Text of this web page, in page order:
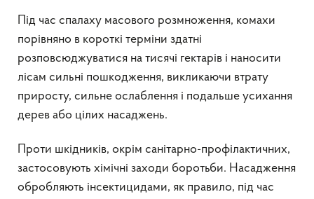
Під час спалаху масового розмноження, комахи
порівняно в короткі терміни здатні
розповсюджуватися на тисячі гектарів і наносити
лісам сильні пошкодження, викликаючи втрату
приросту, сильне ослаблення і подальше усихання
дерев або цілих насаджень.
Проти шкідників, окрім санітарно-профілактичних,
застосовують хімічні заходи боротьби. Насадження
обробляють інсектицидами, як правило, під час